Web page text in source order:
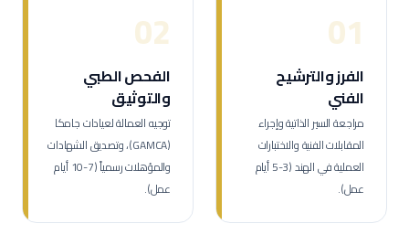
01
الفرز والترشيح
الفني
مراجعة السير الذاتية وإجراء
المقابلات الفنية والاختبارات
العملية في الهند (3-5 أيام
عمل).
02
الفحص الطبي
والتوثيق
توجيه العمالة لعيادات جامكا
(GAMCA)، وتصديق الشهادات
والمؤهلات رسمياً (7-10 أيام
عمل).